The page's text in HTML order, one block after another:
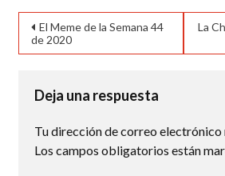
Navegación
de
entradas
El Meme de la Semana 44
de 2020
La
Deja una respuesta
Tu dirección de correo electrónico
Los campos obligatorios están